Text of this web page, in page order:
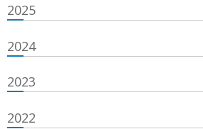
2025
2024
2023
2022